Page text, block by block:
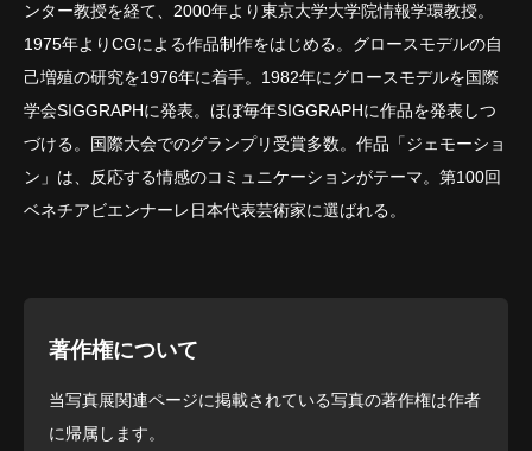
ンター教授を経て、2000年より東京大学大学院情報学環教授。
1975年よりCGによる作品制作をはじめる。グロースモデルの自
己増殖の研究を1976年に着手。1982年にグロースモデルを国際
学会SIGGRAPHに発表。ほぼ毎年SIGGRAPHに作品を発表しつ
づける。国際大会でのグランプリ受賞多数。作品「ジェモーショ
ン」は、反応する情感のコミュニケーションがテーマ。第100回
ベネチアビエンナーレ日本代表芸術家に選ばれる。
著作権について
当写真展関連ページに掲載されている写真の著作権は作者
に帰属します。